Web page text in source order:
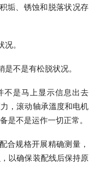
垢、锈蚀和脱落状况存
。
不是有松脱状况。
不是马上显示信息出去
，滚动轴承溫度和电机
是不是运作一切正常。
合规格开展精确测量，
以确保装配线后保持原